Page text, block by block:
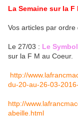
La Semaine sur la
Vos articles par ordre
Le 27/03 : Le
sur la F M au Coeur.
http://
du-20-au-26-03-
http://
abeille.html